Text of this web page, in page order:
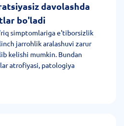
davolashda
bo'ladi
simptomlariga e'tiborsizlik
jarrohlik aralashuvi zarur
kelishi mumkin. Bundan
atrofiyasi, patologiya
mumkin.